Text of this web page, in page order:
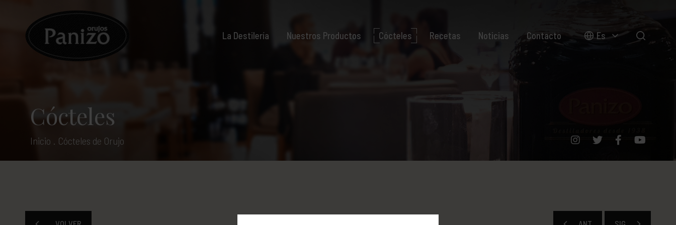
La Destilería Nuestros Productos Cócteles Recetas Noticias Contacto Es
Cócteles
Inicio . Cócteles de Orujo